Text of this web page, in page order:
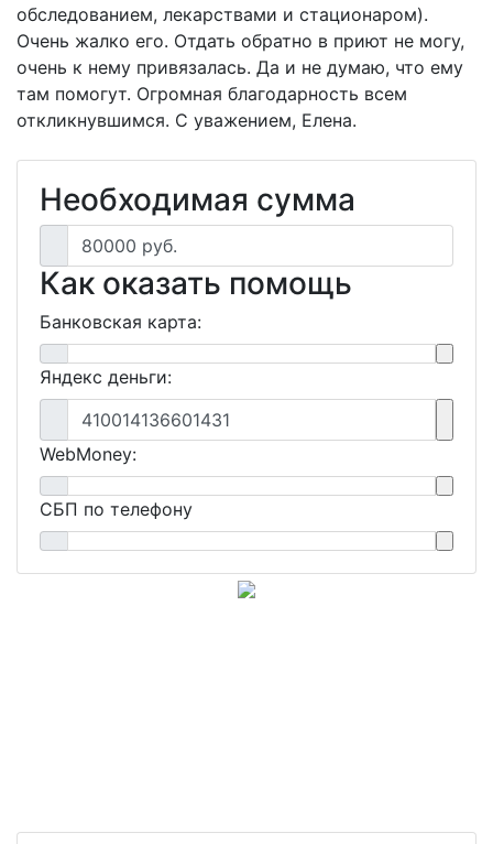
обследованием, лекарствами и стационаром).
Очень жалко его. Отдать обратно в приют не могу,
очень к нему привязалась. Да и не думаю, что ему
там помогут. Огромная благодарность всем
откликнувшимся. С уважением, Елена.
Необходимая сумма
80000 руб.
Как оказать помощь
Банковская карта:
Яндекс деньги:
410014136601431
WebMoney:
СБП по телефону